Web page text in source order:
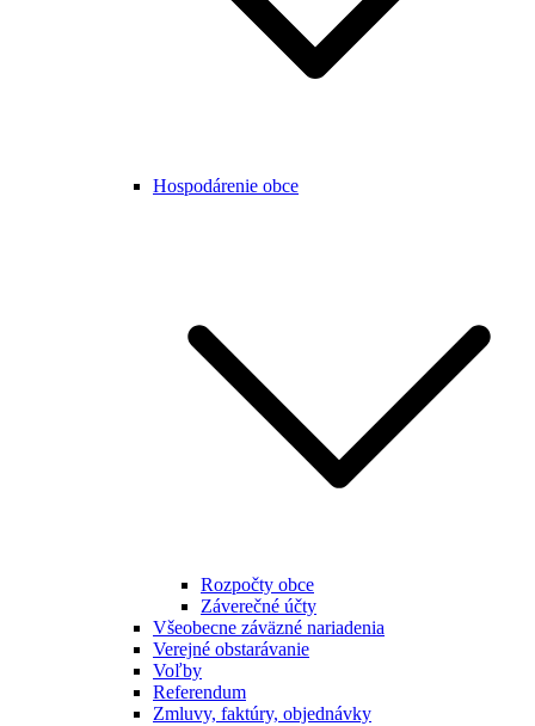
Hospodárenie obce
Rozpočty obce
Záverečné účty
Všeobecne záväzné nariadenia
Verejné obstarávanie
Voľby
Referendum
Zmluvy, faktúry, objednávky